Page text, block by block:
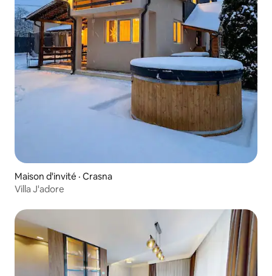
Maison d'invité · Crasna
Villa J'adore